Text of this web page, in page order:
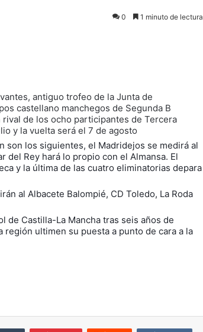
0 1 minuto de lectura
antiguo trofeo de la Junta de
castellano manchegos de Segunda B
de los ocho participantes de Tercera
y la vuelta será el 7 de agosto
son los siguientes, el Madridejos se medirá al
del Rey hará lo propio con el Almansa. El
y la última de las cuatro eliminatorias depara
al Albacete Balompié, CD Toledo, La Roda
de Castilla-La Mancha tras seis años de
ultimen su puesta a punto de cara a la